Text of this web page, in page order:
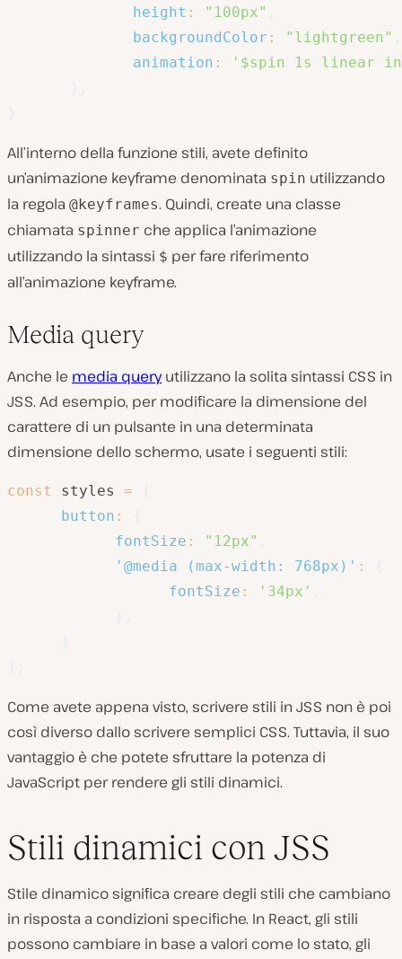
height : "100px"
backgroundColor : "lightgreen"
animation :
'$spin 1s linear
All’interno della funzione stili, avete definito
un’animazione keyframe denominata spin utilizzando
la regola @keyframes. Quindi, create una classe
chiamata spinner che applica l’animazione
utilizzando la sintassi $ per fare riferimento
all’animazione keyframe.
Media query
Anche le media queryutilizzano la solita sintassi CSS in
JSS. Ad esempio, per modificare la dimensione del
carattere di un pulsante in una determinata
dimensione dello schermo, usate i seguenti stili:
const styles =
button :
fontSize : "12px"
'@media (max-width: 768px)' :
fontSize : '34px'
Come avete appena visto, scrivere stili in JSS non è poi
così diverso dallo scrivere semplici CSS. Tuttavia, il suo
vantaggio è che potete sfruttare la potenza di
JavaScript per rendere gli stili dinamici.
Stili dinamici con JSS
Stile dinamico significa creare degli stili che cambiano
in risposta a condizioni specifiche. In React, gli stili
possono cambiare in base a valori come lo stato, gli